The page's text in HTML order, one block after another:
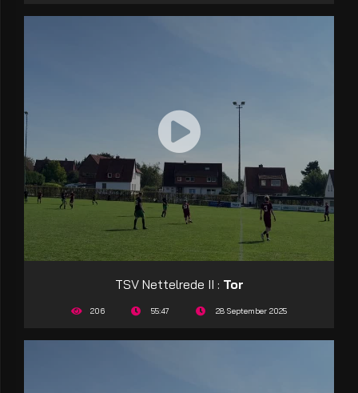
TSV Nettelrede II : Tor
206 55:47 28 September 2025